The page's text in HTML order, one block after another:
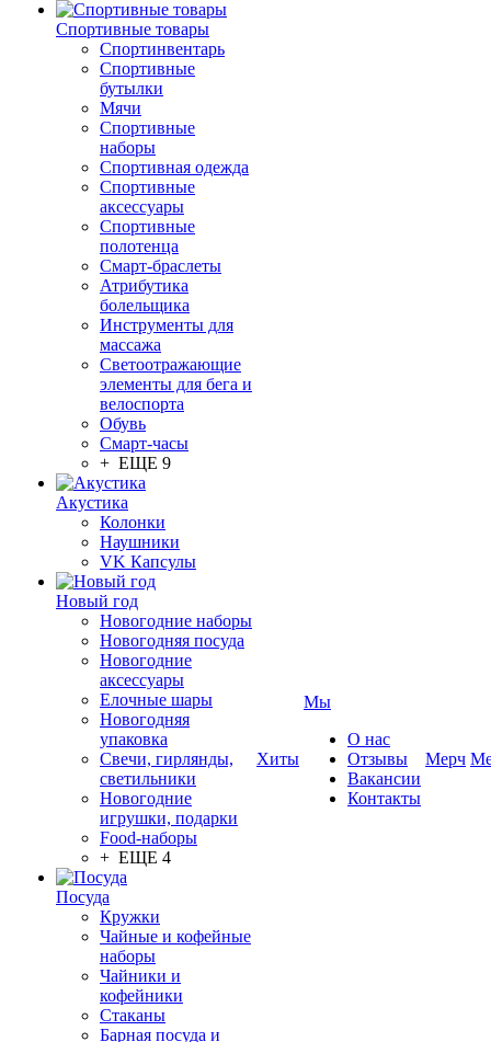
Спортивные товары
Спортинвентарь
Спортивные
бутылки
Мячи
Спортивные
наборы
Спортивная одежда
Спортивные
аксессуары
Спортивные
полотенца
Смарт-браслеты
Атрибутика
болельщика
Инструменты для
массажа
Светоотражающие
элементы для бега и
велоспорта
Обувь
Смарт-часы
+ ЕЩЕ 9
Акустика
Колонки
Наушники
VK Капсулы
Новый год
Новогодние наборы
Новогодняя посуда
Новогодние
аксессуары
Елочные шары
Новогодняя
упаковка
Свечи, гирлянды,
светильники
Новогодние
игрушки, подарки
Food-наборы
+ ЕЩЕ 4
Посуда
Кружки
Чайные и кофейные
наборы
Чайники и
кофейники
Стаканы
Барная посуда и
Хиты
Мы
О нас
Отзывы
Вакансии
Контакты
Мерч